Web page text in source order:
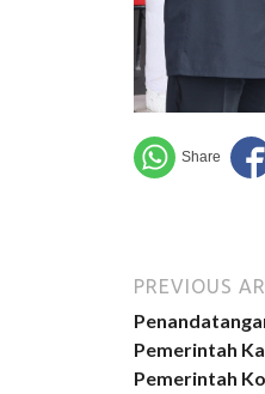
PREVIOUS
Pemerintah
Pemerintah